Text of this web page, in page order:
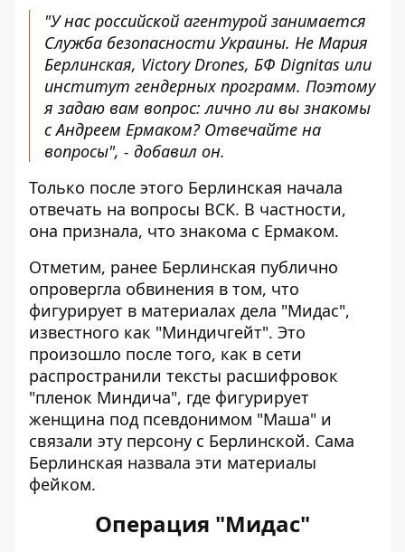
"У нас российской агентурой занимается
Служба безопасности Украины. Не Мария
Берлинская, Victory Drones, БФ Dignitas или
институт гендерных программ. Поэтому
я задаю вам вопрос: лично ли вы знакомы
с Андреем Ермаком? Отвечайте на
вопросы", - добавил он.
Только после этого Берлинская начала
отвечать на вопросы ВСК. В частности,
она признала, что знакома с Ермаком.
Отметим, ранее Берлинская публично
опровергла обвинения в том, что
фигурирует в материалах дела "Мидас",
известного как "Миндичгейт". Это
произошло после того, как в сети
распространили тексты расшифровок
"пленок Миндича", где фигурирует
женщина под псевдонимом "Маша" и
связали эту персону с Берлинской. Сама
Берлинская назвала эти материалы
фейком.
Операция "Мидас"